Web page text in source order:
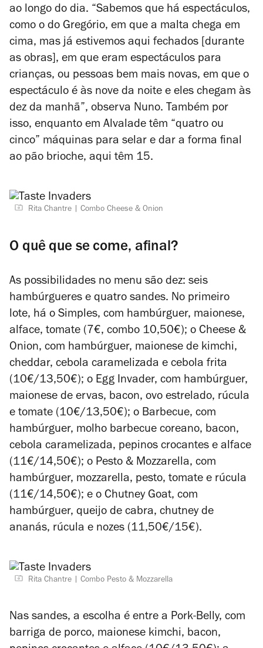
ao longo do dia. “Sabemos que há espectáculos,
como o do Gregório, em que a malta chega em
cima, mas já estivemos aqui fechados [durante
as obras], em que eram espectáculos para
crianças, ou pessoas bem mais novas, em que o
espectáculo é às nove da noite e eles chegam às
dez da manhã”, observa Nuno. Também por
isso, enquanto em Alvalade têm “quatro ou
cinco” máquinas para selar e dar a forma final
ao pão brioche, aqui têm 15.
Rita Chantre Combo Cheese & Onion
O quê que se come, afinal?
As possibilidades no menu são dez: seis
hambúrgueres e quatro sandes. No primeiro
lote, há o Simples, com hambúrguer, maionese,
alface, tomate (7€, combo 10,50€); o Cheese &
Onion, com hambúrguer, maionese de kimchi,
cheddar, cebola caramelizada e cebola frita
(10€/13,50€); o Egg Invader, com hambúrguer,
maionese de ervas, bacon, ovo estrelado, rúcula
e tomate (10€/13,50€); o Barbecue, com
hambúrguer, molho barbecue coreano, bacon,
cebola caramelizada, pepinos crocantes e alface
(11€/14,50€); o Pesto & Mozzarella, com
hambúrguer, mozzarella, pesto, tomate e rúcula
(11€/14,50€); e o Chutney Goat, com
hambúrguer, queijo de cabra, chutney de
ananás, rúcula e nozes (11,50€/15€).
Rita Chantre Combo Pesto & Mozzarella
Nas sandes, a escolha é entre a Pork-Belly, com
barriga de porco, maionese kimchi, bacon,